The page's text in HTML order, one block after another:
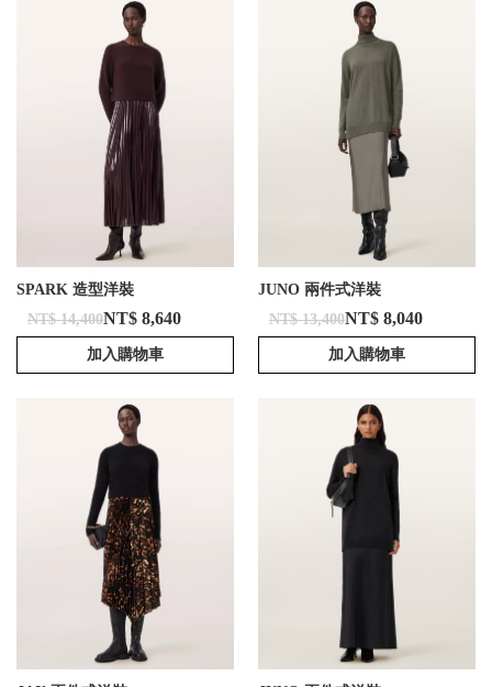
SPARK 造型洋裝
NT$ 14,400NT$ 8,640
加入購物車
JUNO 兩件式洋裝
NT$ 13,400NT$ 8,040
加入購物車